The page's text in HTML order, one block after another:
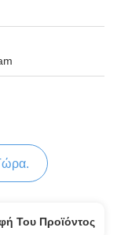
Του Προϊόντος